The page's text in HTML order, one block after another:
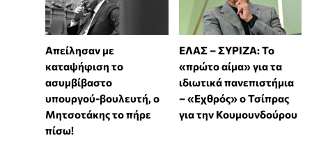
Απείλησαν με
καταψήφιση το
ασυμβίβαστο
υπουργού-βουλευτή, ο
Μητσοτάκης το πήρε
πίσω!
ΕΛΑΣ – ΣΥΡΙΖΑ: Το
«πρώτο αίμα» για τα
ιδιωτικά πανεπιστήμια
– «Εχθρός» ο Τσίπρας
για την Κουμουνδούρου